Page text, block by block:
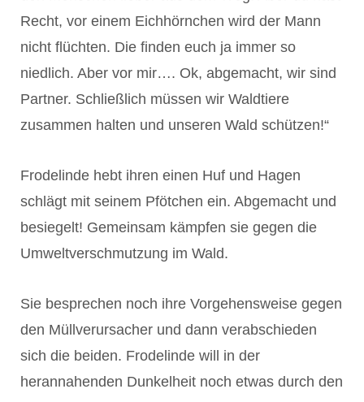
Recht, vor einem Eichhörnchen wird der Mann
nicht flüchten. Die finden euch ja immer so
niedlich. Aber vor mir…. Ok, abgemacht, wir sind
Partner. Schließlich müssen wir Waldtiere
zusammen halten und unseren Wald schützen!“
Frodelinde hebt ihren einen Huf und Hagen
schlägt mit seinem Pfötchen ein. Abgemacht und
besiegelt! Gemeinsam kämpfen sie gegen die
Umweltverschmutzung im Wald.
Sie besprechen noch ihre Vorgehensweise gegen
den Müllverursacher und dann verabschieden
sich die beiden. Frodelinde will in der
herannahenden Dunkelheit noch etwas durch den